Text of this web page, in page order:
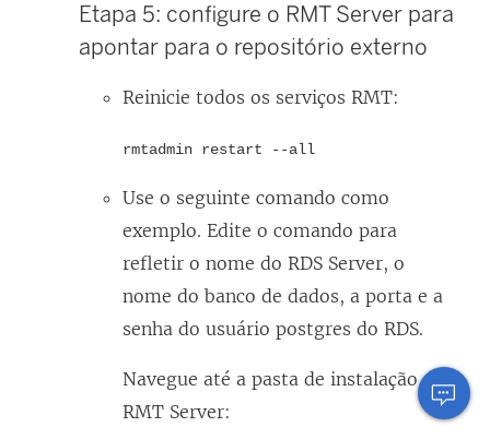
Etapa 5: configure o RMT Server para
apontar para o repositório externo
Reinicie todos os serviços RMT:
rmtadmin restart --all
Use o seguinte comando como
exemplo. Edite o comando para
refletir o nome do RDS Server, o
nome do banco de dados, a porta e a
senha do usuário postgres do RDS.
Navegue até a pasta de instalação do
RMT Server: